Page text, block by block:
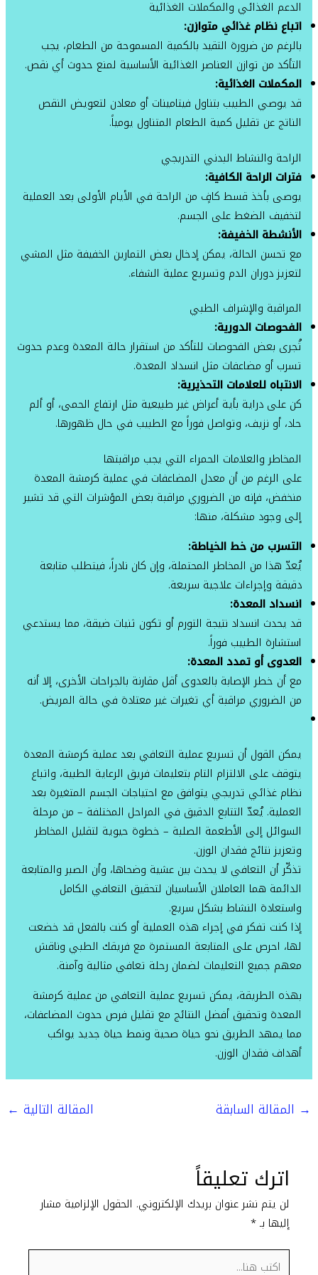
الدعم الغذائي والمكملات الغذائية
اتباع نظام غذائي متوازن:
بالرغم من ضرورة التقيد بالكمية المسموحة من الطعام، يجب
التأكد من توازن العناصر الغذائية الأساسية لمنع حدوث أي نقص.
المكملات الغذائية:
قد يوصي الطبيب بتناول فيتامينات أو معادن لتعويض النقص
الناتج عن تقليل كمية الطعام المتناول يومياً.
الراحة والنشاط البدني التدريجي
فترات الراحة الكافية:
يوصى بأخذ قسط كافٍ من الراحة في الأيام الأولى بعد العملية
لتخفيف الضغط على الجسم.
الأنشطة الخفيفة:
مع تحسن الحالة، يمكن إدخال بعض التمارين الخفيفة مثل المشي
لتعزيز دوران الدم وتسريع عملية الشفاء.
المراقبة والإشراف الطبي
الفحوصات الدورية:
تُجرى بعض الفحوصات للتأكد من استقرار حالة المعدة وعدم حدوث
تسرب أو مضاعفات مثل انسداد المعدة.
الانتباه للعلامات التحذيرية:
كن على دراية بأية أعراض غير طبيعية مثل ارتفاع الحمى، أو ألم
حاد، أو نزيف، وتواصل فوراً مع الطبيب في حال ظهورها.
المخاطر والعلامات الحمراء التي يجب مراقبتها
على الرغم من أن معدل المضاعفات في عملية كرمشة المعدة
منخفض، فإنه من الضروري مراقبة بعض المؤشرات التي قد تشير
إلى وجود مشكلة، منها:
التسرب من خط الخياطة:
يُعدّ هذا من المخاطر المحتملة، وإن كان نادراً، فيتطلب متابعة
دقيقة وإجراءات علاجية سريعة.
انسداد المعدة:
قد يحدث انسداد نتيجة التورم أو تكون ثنيات ضيقة، مما يستدعي
استشارة الطبيب فوراً.
العدوى أو تمدد المعدة:
مع أن خطر الإصابة بالعدوى أقل مقارنة بالجراحات الأخرى، إلا أنه
من الضروري مراقبة أي تغيرات غير معتادة في حالة المريض.
يمكن القول أن تسريع عملية التعافي بعد عملية كرمشة المعدة
يتوقف على الالتزام التام بتعليمات فريق الرعاية الطبية، واتباع
نظام غذائي تدريجي يتوافق مع احتياجات الجسم المتغيرة بعد
العملية. يُعدّ التتابع الدقيق في المراحل المختلفة – من مرحلة
السوائل إلى الأطعمة الصلبة – خطوة حيوية لتقليل المخاطر
وتعزيز نتائج فقدان الوزن.
تذكّر أن التعافي لا يحدث بين عشية وضحاها، وأن الصبر والمتابعة
الدائمة هما العاملان الأساسيان لتحقيق التعافي الكامل
واستعادة النشاط بشكل سريع.
إذا كنت تفكر في إجراء هذه العملية أو كنت بالفعل قد خضعت
لها، احرص على المتابعة المستمرة مع فريقك الطبي وناقش
معهم جميع التعليمات لضمان رحلة تعافي مثالية وآمنة.
بهذه الطريقة، يمكن تسريع عملية التعافي من عملية كرمشة
المعدة وتحقيق أفضل النتائج مع تقليل فرص حدوث المضاعفات،
مما يمهد الطريق نحو حياة صحية ونمط حياة جديد يواكب
أهداف فقدان الوزن.
→ المقالة السابقة المقالة التالية ←
اترك تعليقاً
لن يتم نشر عنوان بريدك الإلكتروني. الحقول الإلزامية مشار
إليها بـ*
اكتب